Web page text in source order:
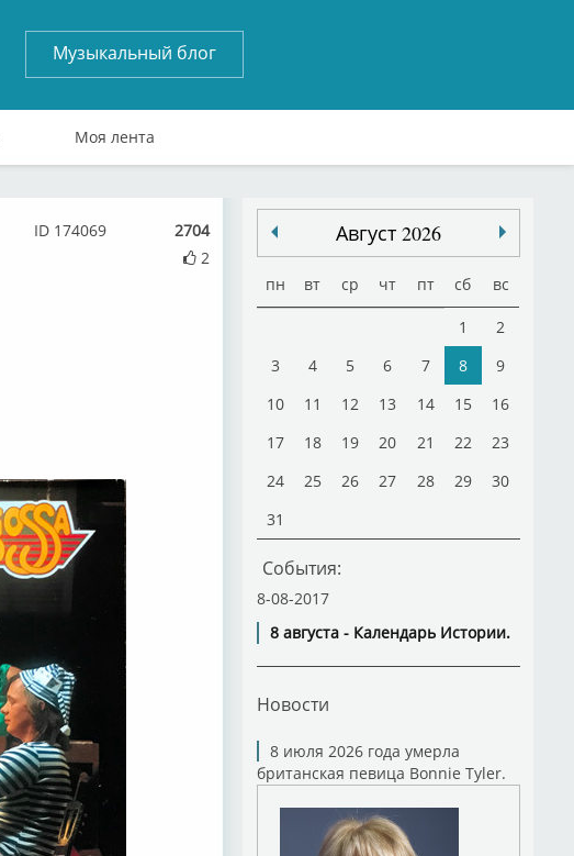
Музыкальный блог
Моя лента
2704
2
ID 174069 Август 2026
пн вт ср чт пт сб вс
1
2
3
4 5 6 7 8
9
10
11 12 13 14 15
16
17
18 19 20 21 22
23
24
25 26 27 28 29
30
31
События:
8-08-2017
8 августа - Календарь Истории.
Новости
8 июля 2026 года умерла
британская певица Bonnie Tyler.